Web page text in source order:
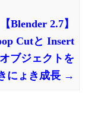
Blender 2.7】
Cutと Insert
ブジェクトを
にょき成長 →